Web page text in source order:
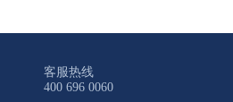
客服热线
400 696 0060